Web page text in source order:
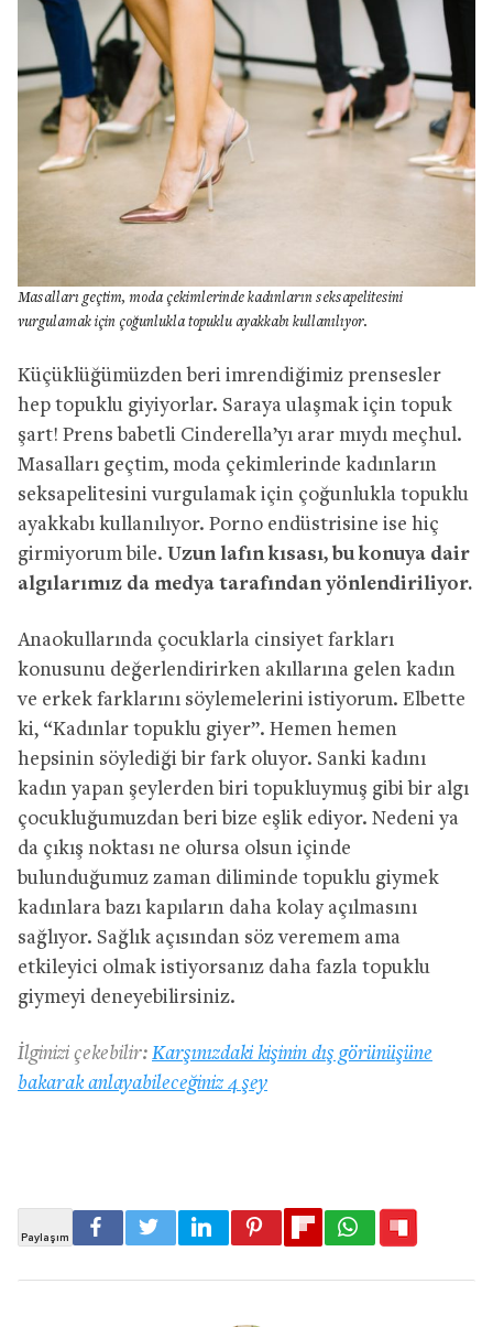
Masalları geçtim, moda çekimlerinde kadınların seksapelitesini
vurgulamak için çoğunlukla topuklu ayakkabı kullanılıyor.
Küçüklüğümüzden beri imrendiğimiz prensesler
hep topuklu giyiyorlar. Saraya ulaşmak için topuk
şart! Prens babetli Cinderella’yı arar mıydı meçhul.
Masalları geçtim, moda çekimlerinde kadınların
seksapelitesini vurgulamak için çoğunlukla topuklu
ayakkabı kullanılıyor. Porno endüstrisine ise hiç
girmiyorum bile. Uzun lafın kısası, bu konuya dair
algılarımız da medya tarafından yönlendiriliyor.
Anaokullarında çocuklarla cinsiyet farkları
konusunu değerlendirirken akıllarına gelen kadın
ve erkek farklarını söylemelerini istiyorum. Elbette
ki, “Kadınlar topuklu giyer”. Hemen hemen
hepsinin söylediği bir fark oluyor. Sanki kadını
kadın yapan şeylerden biri topukluymuş gibi bir algı
çocukluğumuzdan beri bize eşlik ediyor. Nedeni ya
da çıkış noktası ne olursa olsun içinde
bulunduğumuz zaman diliminde topuklu giymek
kadınlara bazı kapıların daha kolay açılmasını
sağlıyor. Sağlık açısından söz veremem ama
etkileyici olmak istiyorsanız daha fazla topuklu
giymeyi deneyebilirsiniz.
İlginizi çekebilir: Karşınızdaki kişinin dış görünüşüne
bakarak anlayabileceğiniz 4 şey